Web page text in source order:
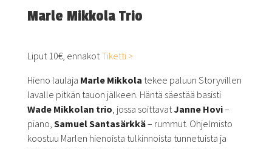
Marle Mikkola Trio
Liput 10€, ennakotTiketti >
Hieno laulaja Marle Mikkola tekee paluun Storyvillen
lavalle pitkän tauon jälkeen. Häntä säestää basisti
Wade Mikkolan trio, jossa soittavatJanne Hovi–
piano, Samuel Santasärkkä– rummut. Ohjelmisto
koostuu Marlen hienoista tulkinnoista tunnetuista ja